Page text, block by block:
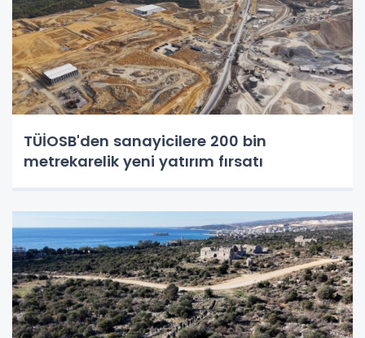
TÜİOSB'den sanayicilere 200 bin
metrekarelik yeni yatırım fırsatı